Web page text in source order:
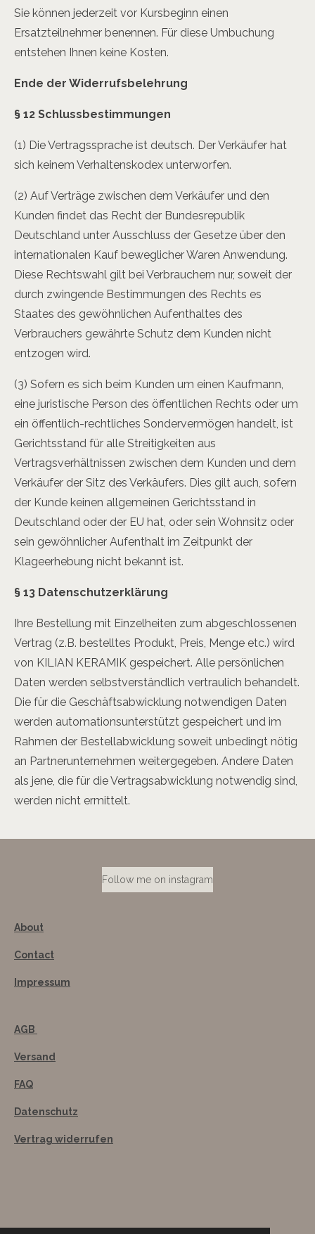
Sie können jederzeit vor Kursbeginn einen
Ersatzteilnehmer benennen. Für diese Umbuchung
entstehen Ihnen keine Kosten.
Ende der Widerrufsbelehrung
§ 12 Schlussbestimmungen
(1) Die Vertragssprache ist deutsch. Der Verkäufer hat
sich keinem Verhaltenskodex unterworfen.
(2) Auf Verträge zwischen dem Verkäufer und den
Kunden findet das Recht der Bundesrepublik
Deutschland unter Ausschluss der Gesetze über den
internationalen Kauf beweglicher Waren Anwendung.
Diese Rechtswahl gilt bei Verbrauchern nur, soweit der
durch zwingende Bestimmungen des Rechts es
Staates des gewöhnlichen Aufenthaltes des
Verbrauchers gewährte Schutz dem Kunden nicht
entzogen wird.
(3) Sofern es sich beim Kunden um einen Kaufmann,
eine juristische Person des öffentlichen Rechts oder um
ein öffentlich-rechtliches Sondervermögen handelt, ist
Gerichtsstand für alle Streitigkeiten aus
Vertragsverhältnissen zwischen dem Kunden und dem
Verkäufer der Sitz des Verkäufers. Dies gilt auch, sofern
der Kunde keinen allgemeinen Gerichtsstand in
Deutschland oder der EU hat, oder sein Wohnsitz oder
sein gewöhnlicher Aufenthalt im Zeitpunkt der
Klageerhebung nicht bekannt ist.
§ 13 Datenschutzerklärung
Ihre Bestellung mit Einzelheiten zum abgeschlossenen
Vertrag (z.B. bestelltes Produkt, Preis, Menge etc.) wird
von KILIAN KERAMIK gespeichert. Alle persönlichen
Daten werden selbstverständlich vertraulich behandelt.
Die für die Geschäftsabwicklung notwendigen Daten
werden automationsunterstützt gespeichert und im
Rahmen der Bestellabwicklung soweit unbedingt nötig
an Partnerunternehmen weitergegeben. Andere Daten
als jene, die für die Vertragsabwicklung notwendig sind,
werden nicht ermittelt.
Follow me on instagram
About
Contact
Impressum
AGB
Versand
FAQ
Datenschutz
Vertrag widerrufen